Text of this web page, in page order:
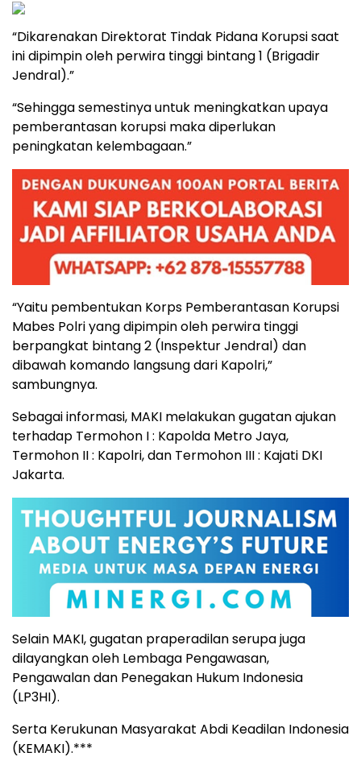
“Dikarenakan Direktorat Tindak Pidana Korupsi saat
ini dipimpin oleh perwira tinggi bintang 1 (Brigadir
Jendral).”
“Sehingga semestinya untuk meningkatkan upaya
pemberantasan korupsi maka diperlukan
peningkatan kelembagaan.”
“Yaitu pembentukan Korps Pemberantasan Korupsi
Mabes Polri yang dipimpin oleh perwira tinggi
berpangkat bintang 2 (Inspektur Jendral) dan
dibawah komando langsung dari Kapolri,”
sambungnya.
Sebagai informasi, MAKI melakukan gugatan ajukan
terhadap Termohon I : Kapolda Metro Jaya,
Termohon II : Kapolri, dan Termohon III : Kajati DKI
Jakarta.
Selain MAKI, gugatan praperadilan serupa juga
dilayangkan oleh Lembaga Pengawasan,
Pengawalan dan Penegakan Hukum Indonesia
(LP3HI).
Serta Kerukunan Masyarakat Abdi Keadilan Indonesia
(KEMAKI).***